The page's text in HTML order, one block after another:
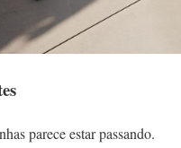
parece estar passando.